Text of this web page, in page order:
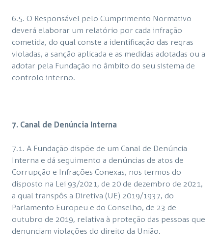
6.5. O Responsável pelo Cumprimento Normativo
deverá elaborar um relatório por cada infração
cometida, do qual conste a identificação das regras
violadas, a sanção aplicada e as medidas adotadas ou a
adotar pela Fundação no âmbito do seu sistema de
controlo interno.
7. Canal de Denúncia Interna
7.1. A Fundação dispõe de um Canal de Denúncia
Interna e dá seguimento a denúncias de atos de
Corrupção e Infrações Conexas, nos termos do
disposto na Lei 93/2021, de 20 de dezembro de 2021,
a qual transpôs a Diretiva (UE) 2019/1937, do
Parlamento Europeu e do Conselho, de 23 de
outubro de 2019, relativa à proteção das pessoas que
denunciam violações do direito da União.